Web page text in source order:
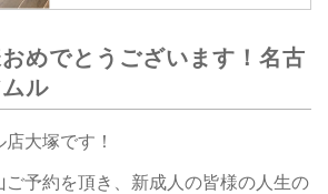
めでとうございます！名古
ル
大塚です！
ご予約を頂き、新成人の皆様の人生の